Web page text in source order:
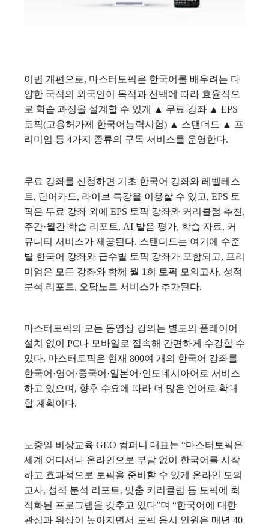
이번 개편으로, 마스터토픽은 한국어를 배우려는 다
양한 국적의 외국인이 목적과 선택에 따라 효율적으
로 학습 과정을 설계할 수 있게 ▲ 무료 강좌 ▲ EPS
토픽(고용허가제 한국어능력시험) ▲ 스탠더드 ▲ 프
리미엄 등 4가지 종류의 구독 서비스를 운영한다.
무료 강좌를 신청하면 기초 한국어 강좌와 레벨테스
트, 단어카드, 라이브 특강을 이용할 수 있고, EPS 토
픽은 무료 강좌 외에 EPS 토픽 강좌와 커리큘럼 추천,
주간·월간 학습 리포트, AI 발음 평가, 학습 자료, 커
뮤니티 서비스가 제공된다. 스탠더드는 여기에 수준
별 한국어 강좌와 급수별 토픽 강좌가 포함되고, 프리
미엄은 모든 강좌와 함께 월 1회 토픽 모의고사, 성적
분석 리포트, 오답노트 서비스가 추가된다.
마스터토픽의 모든 동영상 강의는 별도의 플레이어
설치 없이 PC나 모바일로 접속해 간편하게 수강할 수
있다. 마스터토픽은 현재 800여 개의 한국어 강좌를
한국어·영어·중국어·일본어·인도네시아어로 서비스
하고 있으며, 향후 수요에 따라 더 많은 언어로 확대
할 계획이다.
노중일 비상교육 GEO 컴퍼니 대표는 “마스터토픽은
세계 어디서나 온라인으로 부담 없이 한국어를 시작
하고 효과적으로 토픽을 준비할 수 있게 온라인 모의
고사, 성적 분석 리포트, 맞춤 커리큘럼 등 토픽에 최
적화된 프로그램을 갖추고 있다”며 “한국어에 대한
관심과 위상이 높아지면서 토픽 응시 인원은 매년 40